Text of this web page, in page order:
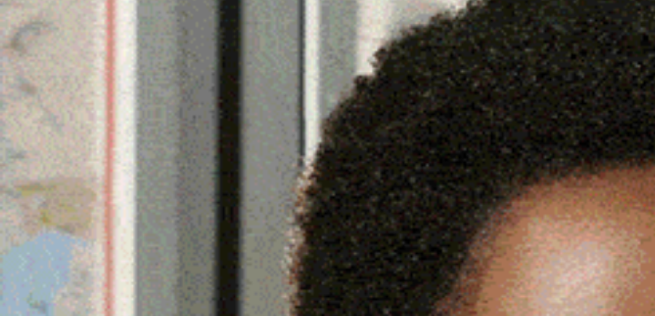
PIOGGIA E VENTO IN SARDEGNA, PIÙ DI 500
INTERVENTI DEI VIGILI DEL FUOCO
12 Febbraio 2026, 19:55